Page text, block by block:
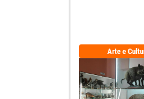
Arte e